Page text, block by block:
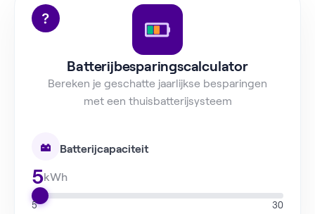
Batterijbesparingscalculator
Bereken je geschatte jaarlijkse besparingen
met een thuisbatterijsysteem
Batterijcapaciteit
5kWh
5 30